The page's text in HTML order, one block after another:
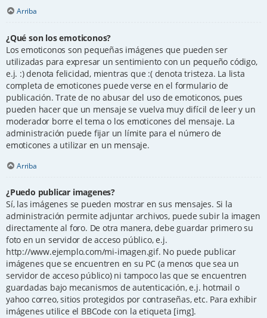
Arriba
¿Qué son los emoticonos?
Los emoticonos son pequeñas imágenes que pueden ser
utilizadas para expresar un sentimiento con un pequeño código,
e.j. :) denota felicidad, mientras que :( denota tristeza. La lista
completa de emoticones puede verse en el formulario de
publicación. Trate de no abusar del uso de emoticonos, pues
pueden hacer que un mensaje se vuelva muy difícil de leer y un
moderador borre el tema o los emoticones del mensaje. La
administración puede fijar un límite para el número de
emoticones a utilizar en un mensaje.
Arriba
¿Puedo publicar imagenes?
Sí, las imágenes se pueden mostrar en sus mensajes. Si la
administración permite adjuntar archivos, puede subir la imagen
directamente al foro. De otra manera, debe guardar primero su
foto en un servidor de acceso público, e.j.
http://www.ejemplo.com/mi-imagen.gif. No puede publicar
imágenes que se encuentren en su PC (a menos que sea un
servidor de acceso público) ni tampoco las que se encuentren
guardadas bajo mecanismos de autenticación, e.j. hotmail o
yahoo correo, sitios protegidos por contraseñas, etc. Para exhibir
imágenes utilice el BBCode con la etiqueta [img].